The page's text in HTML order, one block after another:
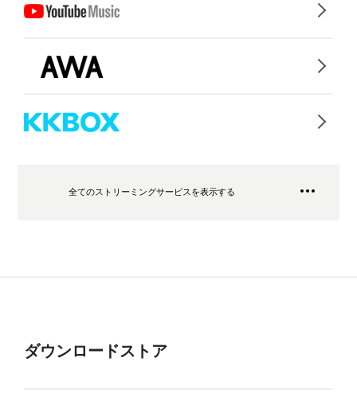
全てのストリーミングサービスを表示する
ダウンロードストア